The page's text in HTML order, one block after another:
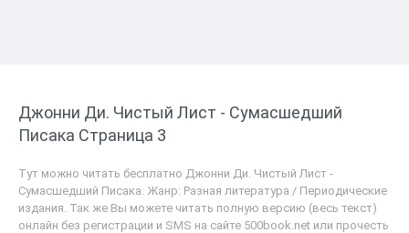
Джонни Ди. Чистый Лист - Сумасшедший
Писака Страница 3
Тут можно читать бесплатно Джонни Ди. Чистый Лист -
Сумасшедший Писака. Жанр: Разная литература / Периодические
издания. Так же Вы можете читать полную версию (весь текст)
онлайн без регистрации и SMS на сайте 500book.net или прочесть